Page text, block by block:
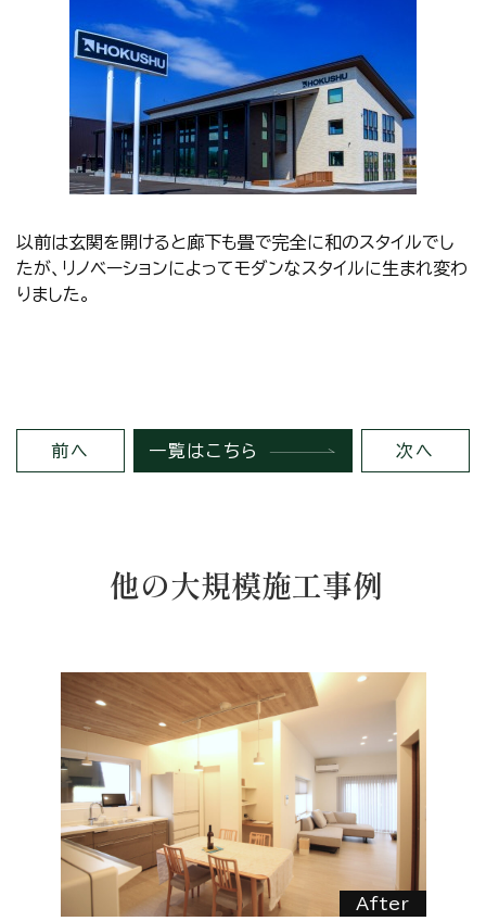
以前は玄関を開けると廊下も畳で完全に和のスタイルでし
たが、リノベーションによってモダンなスタイルに生まれ変わ
りました。
前へ 一覧はこちら 次へ
他の大規模施工事例
After